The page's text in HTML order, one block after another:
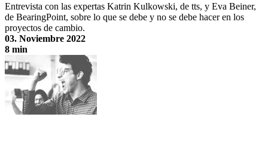
Entrevista con las expertas Katrin Kulkowski, de tts, y Eva Beiner,
de BearingPoint, sobre lo que se debe y no se debe hacer en los
proyectos de cambio.
03. Noviembre 2022
8 min
"El cambio sólo funciona cuando se implementa con agilidad".